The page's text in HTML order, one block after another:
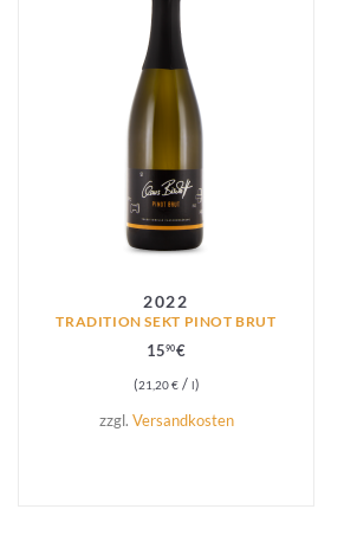
2022
TRADITION SEKT PINOT BRUT
1590€
21,20€/ l
zzgl. Versandkosten